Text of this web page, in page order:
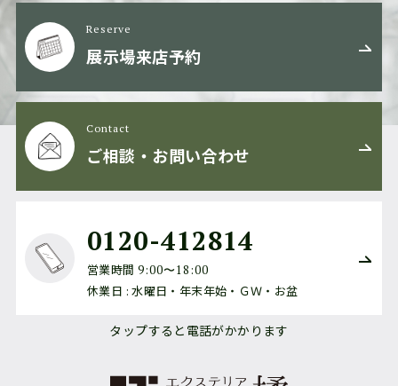
Reserve
展示場来店予約
Contact
ご相談・お問い合わせ
0120-412814
営業時間 9:00〜18:00
休業日 : 水曜日・年末年始・ＧＷ・お盆
タップすると電話がかかります